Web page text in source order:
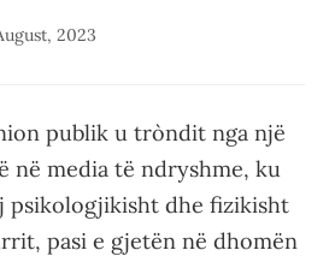
2023
publik u tròndit nga një
në media të ndryshme, ku
psikologjikisht dhe fizikisht
pasi e gjetën në dhomën